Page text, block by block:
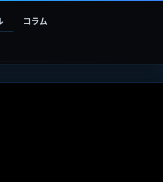
コラム